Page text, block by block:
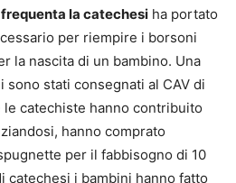
la catechesi ha portato
per riempire i borsoni
la nascita di un bambino. Una
stati consegnati al CAV di
le catechiste hanno contribuito
hanno comprato
per il fabbisogno di 10
catechesi i bambini hanno fatto